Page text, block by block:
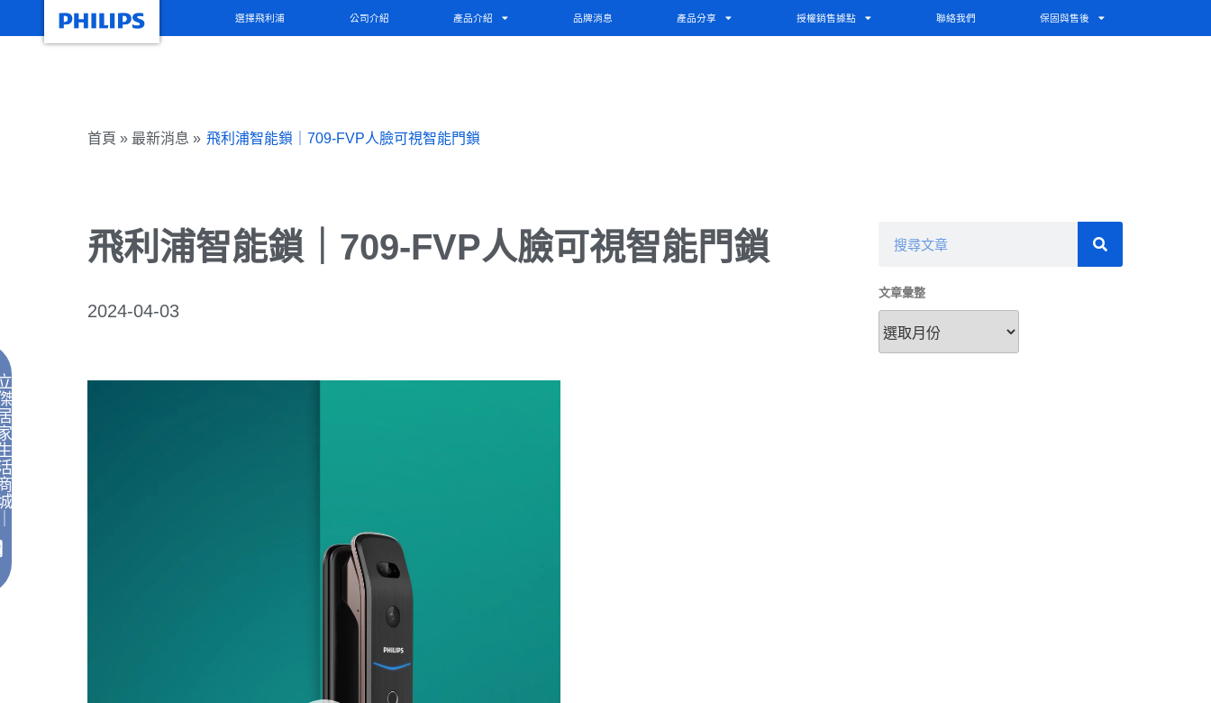
選擇飛利浦 公司介紹 產品介紹 品牌消息 產品分享 授權銷售據點 聯絡我們 保固與售後
首頁 » 最新消息 » 飛利浦智能鎖｜709-FVP人臉可視智能門鎖
飛利浦智能鎖｜709-FVP人臉可視智能門鎖
2024-04-03
文章彙整